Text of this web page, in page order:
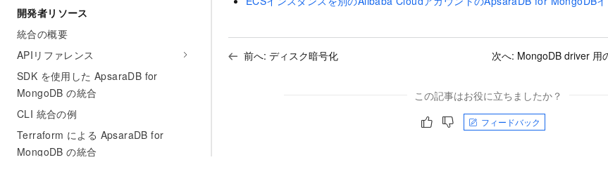
開発者リソース
統合の概要
APIリファレンス
SDK を使用した ApsaraDB for
MongoDB の統合
CLI 統合の例
Terraform による ApsaraDB for
MongoDB の統合
前へ: ディスク暗号化 次へ: MongoDB driver 用
この記事はお役に立ちましたか？
フィードバック